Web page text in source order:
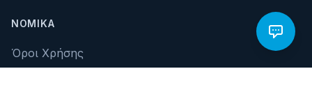
ΝΟΜΙΚΆ
Όροι Χρήσης